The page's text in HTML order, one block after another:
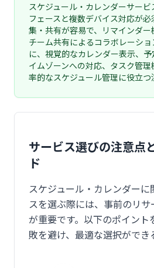
スケジュール・カレンダーサー
フェースと複数デバイス対応が
集・共有が容易で、リマインダー
チーム共有によるコラボレーシ
に、視覚的なカレンダー表示、
イムゾーンへの対応、タスク管
率的なスケジュール管理に役立つ
サービス選びの注意点
ド
スケジュール・カレンダー
スを選ぶ際には、事前のリ
が重要です。以下のポイン
敗を避け、最適な選択ができ